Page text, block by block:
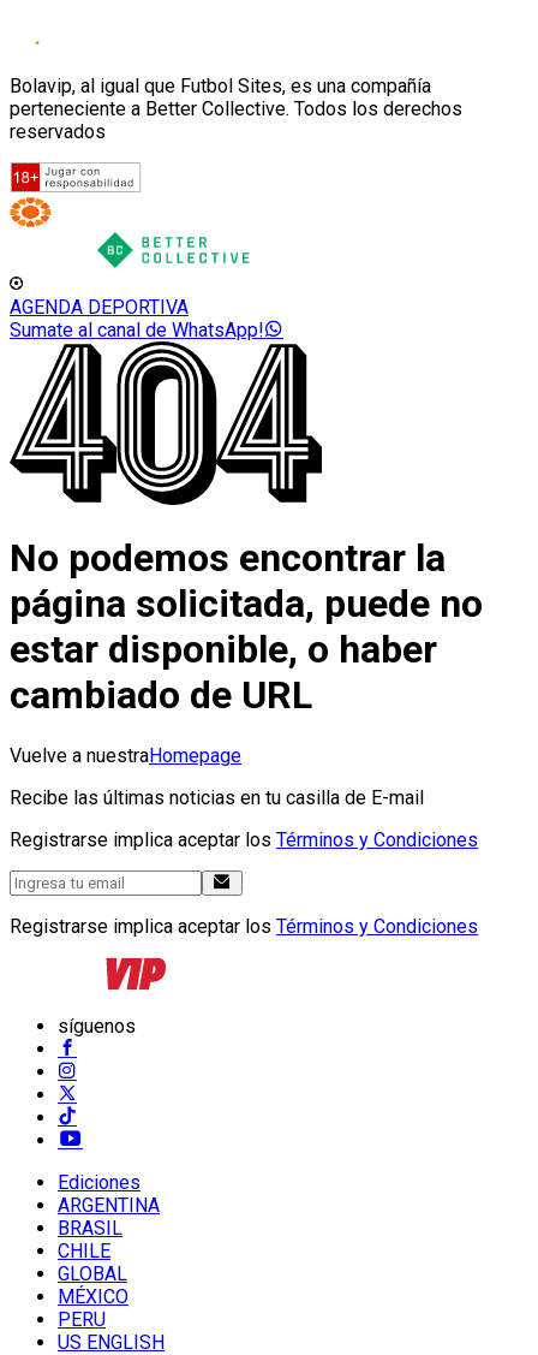
Bolavip, al igual que Futbol Sites, es una compañía
perteneciente a Better Collective. Todos los derechos
reservados
AGENDA DEPORTIVA
Sumate al canal de WhatsApp!
No podemos encontrar la
página solicitada, puede no
estar disponible, o haber
cambiado de URL
Vuelve a nuestraHomepage
Recibe las últimas noticias en tu casilla de E-mail
Registrarse implica aceptar los Términos y Condiciones
Registrarse implica aceptar los Términos y Condiciones
síguenos
Ediciones
ARGENTINA
BRASIL
CHILE
GLOBAL
MÉXICO
PERU
US ENGLISH